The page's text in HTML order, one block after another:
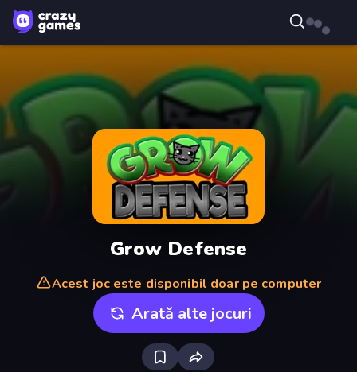
Grow Defense
Acest joc este disponibil doar pe computer
Arată alte jocuri